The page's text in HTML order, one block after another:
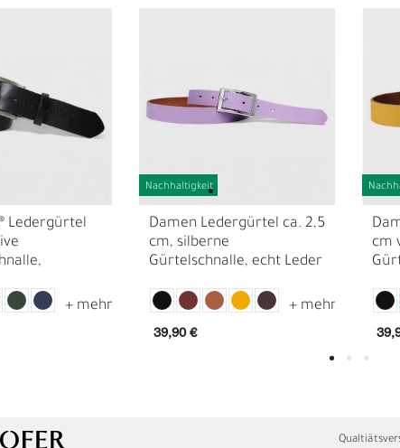
Ledergürtel
Nachhaltigkeit
Damen Ledergürtel ca. 2,5
cm, silberne
Gürtelschnalle, echt Leder
39,90 €
cm